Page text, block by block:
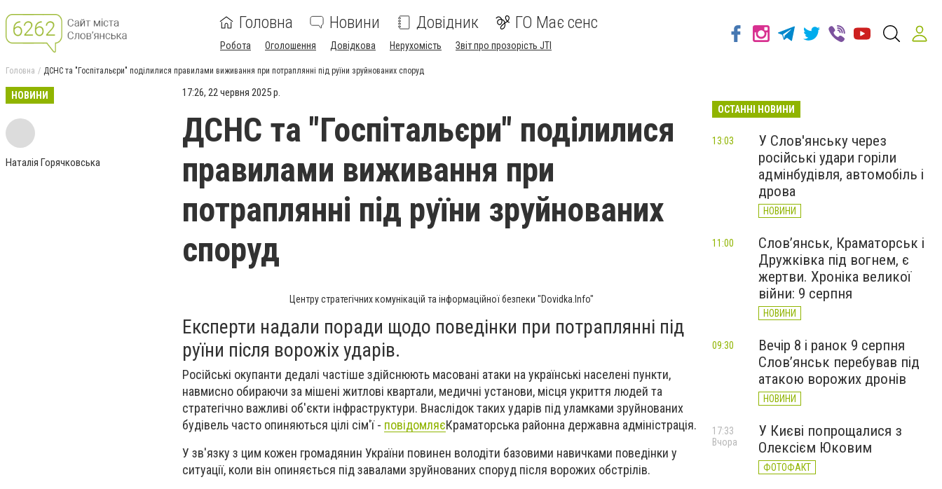
Головна Новини Довідник ГО Має сенс
Робота Оголошення Довідкова Нерухомість Звіт про прозорість JTI
Головна ДСНС та "Госпітальєри" поділилися правилами виживання при потраплянні під руїни зруйнованих споруд
НОВИНИ
Наталія Горячковська
17:26, 22 червня 2025 р.
ДСНС та "Госпітальєри" поділилися
правилами виживання при
потраплянні під руїни зруйнованих
споруд
Центру стратегічних комунікацій та інформаційної безпеки "Dovidka.Info"
Експерти надали поради щодо поведінки при потраплянні під
руїни після ворожіх ударів.
Російські окупанти дедалі частіше здійснюють масовані атаки на українські населені пункти,
навмисно обираючи за мішені житлові квартали, медичні установи, місця укриття людей та
стратегічно важливі об'єкти інфраструктури. Внаслідок таких ударів під уламками зруйнованих
будівель часто опиняються цілі сім'ї - повідомляєКраматорська районна державна адміністрація.
У зв'язку з цим кожен громадянин України повинен володіти базовими навичками поведінки у
ситуації, коли він опиняється під завалами зруйнованих споруд після ворожих обстрілів.
ОСТАННІ НОВИНИ
У Слов'янську через
російські удари горіли
адмінбудівля, автомобіль і
дрова
НОВИНИ
13:03
Слов’янськ, Краматорськ і
Дружківка під вогнем, є
жертви. Хроніка великої
війни: 9 серпня
НОВИНИ
11:00
Вечір 8 і ранок 9 серпня
Слов’янськ перебував під
атакою ворожих дронів
НОВИНИ
09:30
У Києві попрощалися з
Олексієм Юковим
ФОТОФАКТ
17:33
Вчора